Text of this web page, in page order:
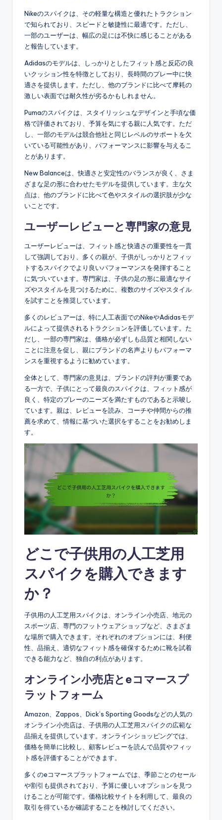
Nikeのスパイクは、その軽量な構造と優れたトラクション
で知られており、スピードと敏捷性に最適です。ただし、
一部のユーザーは、幅広の足には不快に感じることがある
と報告しています。
Adidasのモデルは、しっかりとしたフィット感と反応の良
いクッション性を特徴としており、長時間のプレー中に快
適さを提供します。ただし、他のブランドに比べて摩耗の
激しい表面では耐久性が劣るかもしれません。
Pumaのスパイクは、スタイリッシュなデザインと手頃な価
格で評価されており、予算を気にする親に人気です。ただ
し、一部のモデルは競合他社と同じレベルのサポートを欠
いている可能性があり、パフォーマンスに影響を与えるこ
とがあります。
New Balanceは、快適さと安定性のバランスが良く、さま
ざまな足の形に合わせたモデルを提供しています。主な欠
点は、他のブランドに比べて色やスタイルの選択肢が少な
いことです。
ユーザーレビューと専門家の意見
ユーザーレビューは、フィット感と快適さの重要性を一貫
して強調しており、多くの親が、子供がしっかりとフィッ
トするスパイクでより良いパフォーマンスを発揮すること
に気づいています。専門家は、子供の足の形に最適なサイ
ズやスタイルを見つけるために、複数のサイズやスタイル
を試すことを推奨しています。
多くのレビュアーは、特に人工表面でのNikeやAdidasモデ
ルによって提供されるトラクションを評価しています。た
だし、一部の専門家は、価格が必ずしも品質と相関しない
ことに注意を促し、親にブランドの名声よりもパフォーマ
ンスを重視するように勧めています。
全体として、専門家の意見は、ブランドの評判が重要であ
る一方で、子供にとって最良のスパイクは、フィット感が
良く、特定のプレーのニーズを満たすものであると示唆し
ています。親は、レビューを読み、コーチや仲間からの推
薦を求めて、情報に基づいた選択をすることをお勧めしま
す。
どこで子供用の人工芝用
スパイクを購入できます
か？
子供用の人工芝用スパイクは、オンライン小売店、地元の
スポーツ店、専門のフットウェアショップなど、さまざま
な場所で購入できます。それぞれのオプションには、利便
性、品揃え、適切なフィット感を確保するために靴を試着
できる能力など、独自の利点があります。
オンライン小売店とeコマースプ
ラットフォーム
Amazon、Zappos、Dick’s Sporting Goodsなどの人気の
オンライン小売店は、子供用の人工芝用スパイクの広範な
品揃えを提供しています。オンラインショッピングでは、
価格を簡単に比較し、顧客レビューを読んで品質やフィッ
ト感を評価することができます。
多くのeコマースプラットフォームでは、季節ごとのセール
や割引も提供されており、予算に優しいオプションを見つ
けることが可能です。価格比較サイトを利用して、最良の
取引を得ているか確認することを検討してください。